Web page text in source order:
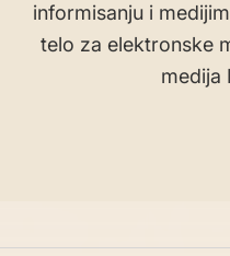
informisanju i
telo za elektronske
medija